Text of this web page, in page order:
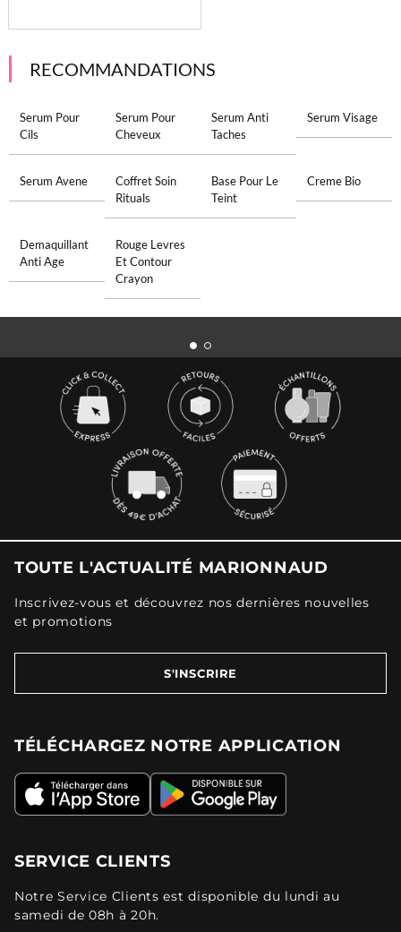
RECOMMANDATIONS
Serum Pour
Cils
Serum Pour
Cheveux
Serum Anti
Taches
Serum Visage
Serum Avene
Coffret Soin
Rituals
Base Pour Le
Teint
Creme Bio
Demaquillant
Anti Age
Rouge Levres
Et Contour
Crayon
TOUTE L'ACTUALITÉ MARIONNAUD
Inscrivez-vous et découvrez nos dernières nouvelles
et promotions
S'INSCRIRE
TÉLÉCHARGEZ NOTRE APPLICATION
SERVICE CLIENTS
Notre Service Clients est disponible du lundi au
samedi de 08h à 20h.